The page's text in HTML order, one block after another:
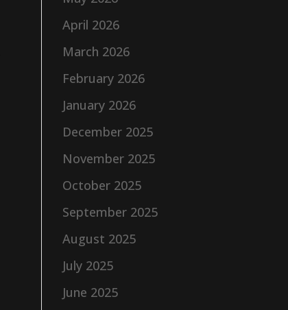
April 2026
March 2026
February 2026
January 2026
December 2025
November 2025
October 2025
September 2025
August 2025
July 2025
June 2025